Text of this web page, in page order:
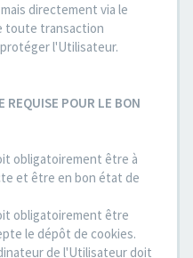
directement via le
toute transaction
l'Utilisateur.
REQUISE POUR LE BON
obligatoirement être à
et être en bon état de
obligatoirement être
le dépôt de cookies.
de l'Utilisateur doit